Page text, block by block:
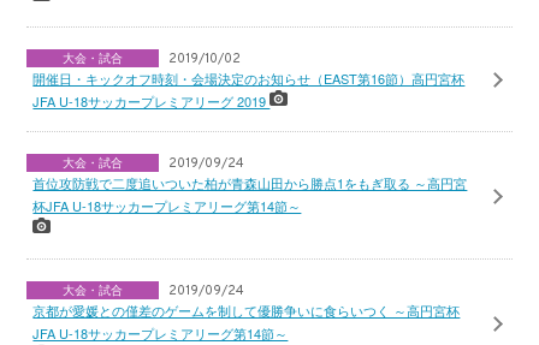
大会・試合 2019/10/02
開催日・キックオフ時刻・会場決定のお知らせ（EAST第16節）高円宮杯
JFA U-18サッカープレミアリーグ 2019
大会・試合 2019/09/24
首位攻防戦で二度追いついた柏が青森山田から勝点1をもぎ取る ～高円宮
杯JFA U-18サッカープレミアリーグ第14節～
大会・試合 2019/09/24
京都が愛媛との僅差のゲームを制して優勝争いに食らいつく ～高円宮杯
JFA U-18サッカープレミアリーグ第14節～